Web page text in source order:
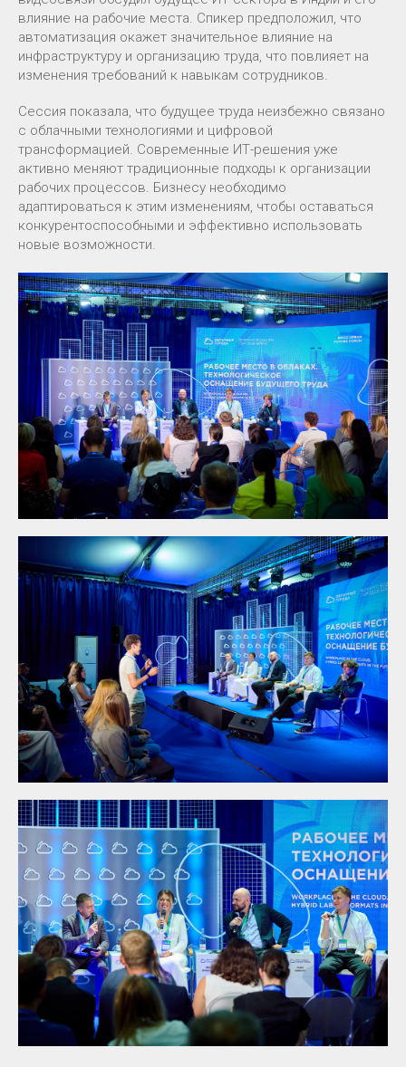
влияние на рабочие места. Спикер предположил, что
автоматизация окажет значительное влияние на
инфраструктуру и организацию труда, что повлияет на
изменения требований к навыкам сотрудников.
Сессия показала, что будущее труда неизбежно связано
с облачными технологиями и цифровой
трансформацией. Современные ИТ-решения уже
активно меняют традиционные подходы к организации
рабочих процессов. Бизнесу необходимо
адаптироваться к этим изменениям, чтобы оставаться
конкурентоспособными и эффективно использовать
новые возможности.